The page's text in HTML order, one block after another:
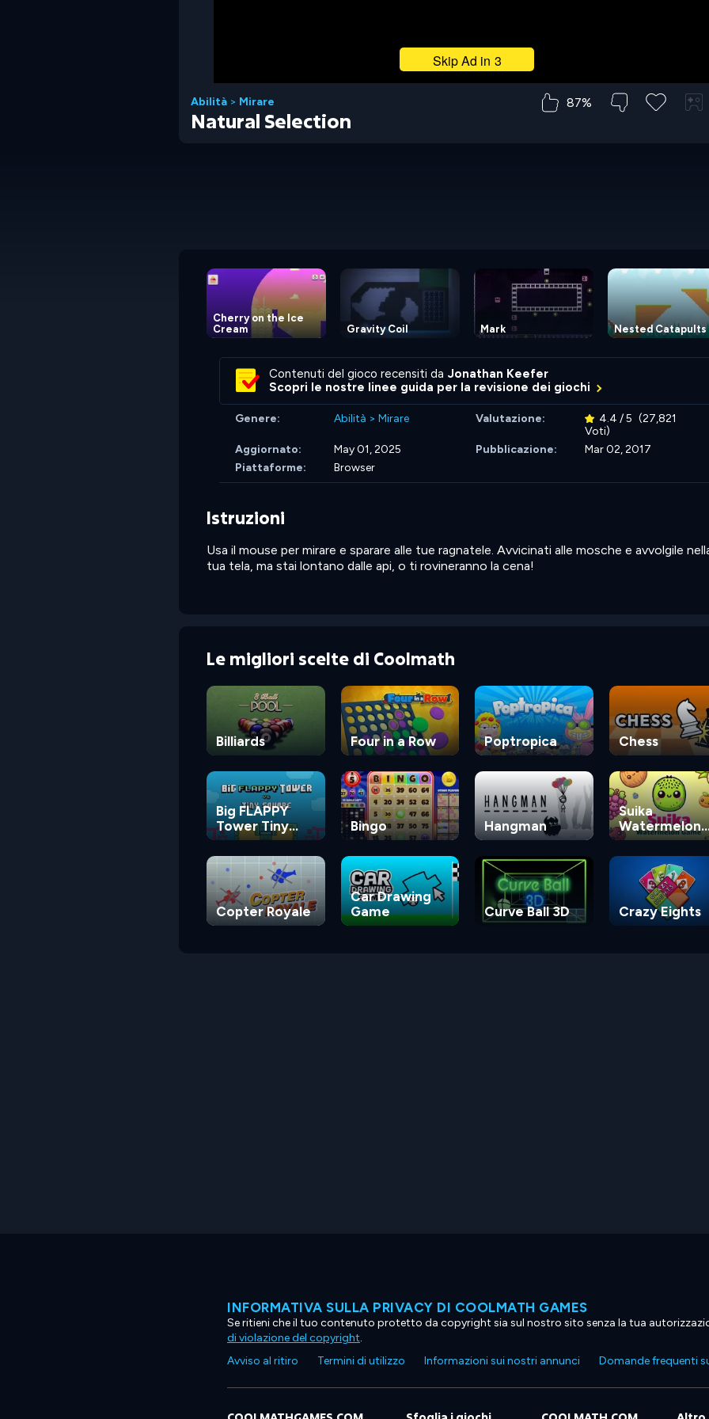
Abilità > Mirare 87%
Natural Selection
Cherry on the Ice
Cream
Gravity Coil Mark Nested Catapults
Contenuti del gioco recensiti da Jonathan Keefer
Scopri le nostre linee guida per la revisione dei giochi
Genere: Abilità > Mirare Valutazione: 4.4 / 5 (27,821
Voti)
Aggiornato:
May 01, 2025 Pubblicazione:
Mar 02, 2017
Piattaforme:
Browser
Istruzioni
Usa il mouse per mirare e sparare alle tue ragnatele. Avvicinati alle mosche e avvolgile
tua tela, ma stai lontano dalle api, o ti rovineranno la cena!
Le migliori scelte di Coolmath
Billiards Four in a Row Poptropica Chess
Big FLAPPY
Tower Tiny
Square
Bingo Hangman
Suika
Watermelon
Game
Copter Royale
Car Drawing
Game
Curve Ball 3D Crazy Eights
INFORMATIVA SULLA PRIVACY DI COOLMATH GAMES
Se ritieni che il tuo contenuto protetto da copyright sia sul nostro sito senza la tua
di violazione del copyright.
Avviso al ritiro
Termini di utilizzo Informazioni sui nostri annunci Domande frequenti